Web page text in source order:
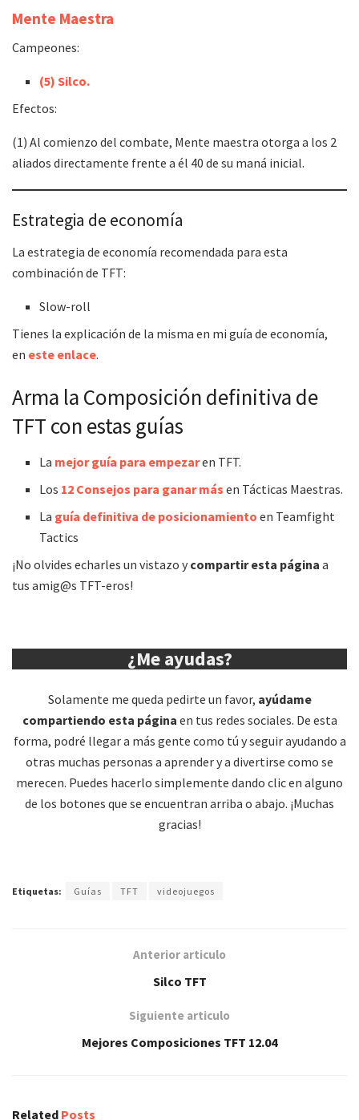
Mente Maestra
Campeones:
(5) Silco.
Efectos:
(1) Al comienzo del combate, Mente maestra otorga a los 2
aliados directamente frente a él 40 de su maná inicial.
Estrategia de economía
La estrategia de economía recomendada para esta
combinación de TFT:
Slow-roll
Tienes la explicación de la misma en mi guía de economía,
en este enlace.
Arma la Composición definitiva de
TFT con estas guías
La mejor guía para empezaren TFT.
Los 12 Consejos para ganar más en Tácticas Maestras.
La guía definitiva de posicionamiento en Teamfight
Tactics
¡No olvides echarles un vistazo y compartir esta página a
tus amig@s TFT-eros!
¿Me ayudas?
Solamente me queda pedirte un favor, ayúdame
compartiendo esta página en tus redes sociales. De esta
forma, podré llegar a más gente como tú y seguir ayudando a
otras muchas personas a aprender y a divertirse como se
merecen. Puedes hacerlo simplemente dando clic en alguno
de los botones que se encuentran arriba o abajo. ¡Muchas
gracias!
Etiquetas: Guías TFT videojuegos
Anterior articulo
Silco TFT
Siguiente articulo
Mejores Composiciones TFT 12.04
Related Posts